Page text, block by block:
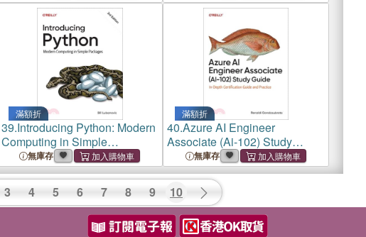
Systems
Salesforce Career
滿額折
39.Introducing Python: Modern
Computing in Simple
Packages
無庫存
滿額折
40.Azure AI Engineer
Associate (Ai-102) Study
Guide: In-Depth Certification
Guide and Practice
無庫存
3 4 5 6 7 8 9 10